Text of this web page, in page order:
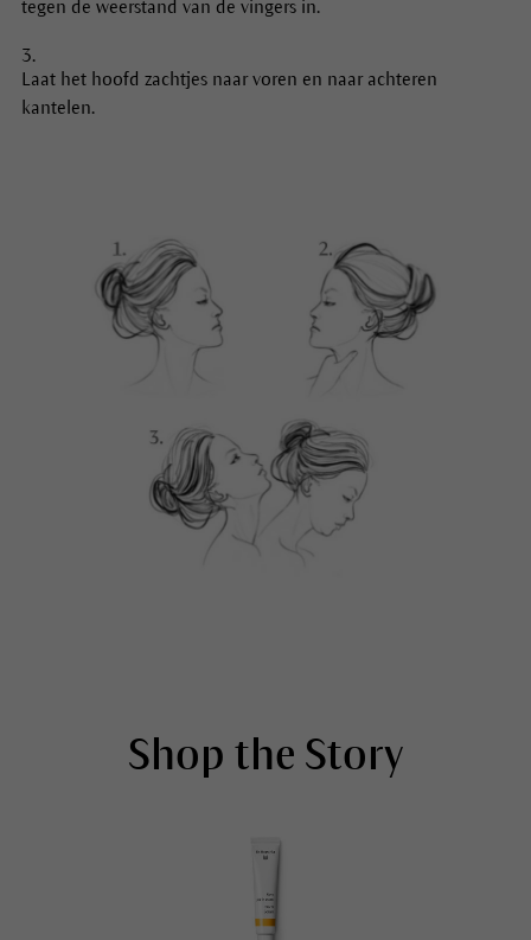
tegen de weerstand van de vingers in.
Laat het hoofd zachtjes naar voren en naar achteren
kantelen.
Shop the Story